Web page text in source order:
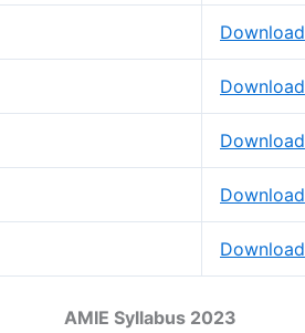
Download
Download
Download
Download
Download
AMIE Syllabus 2023